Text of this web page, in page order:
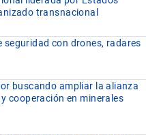
transnacional
con drones, radares
buscando ampliar la alianza
cooperación en minerales